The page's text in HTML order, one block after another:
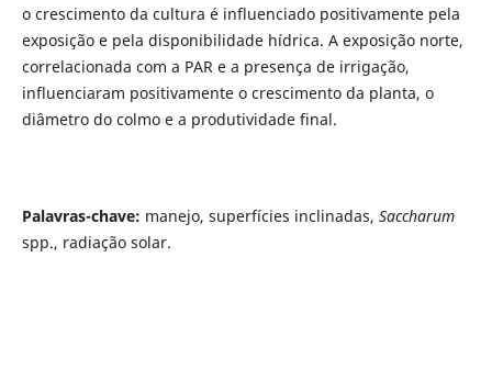
o crescimento da cultura é influenciado positivamente pela
exposição e pela disponibilidade hídrica. A exposição norte,
correlacionada com a PAR e a presença de irrigação,
influenciaram positivamente o crescimento da planta, o
diâmetro do colmo e a produtividade final.
Palavras-chave: manejo, superfícies inclinadas, Saccharum
spp., radiação solar.